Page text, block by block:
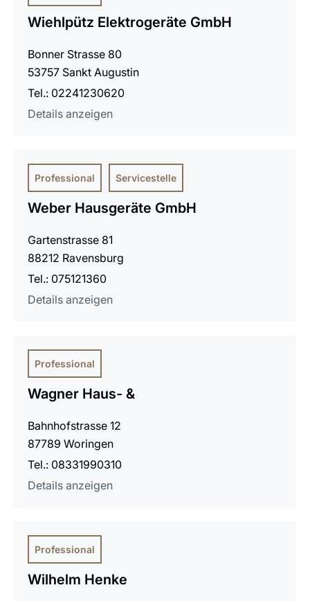
Wiehlpütz Elektrogeräte GmbH
Bonner Strasse 80
53757 Sankt Augustin
Tel.: 02241230620
Details anzeigen
Professional Servicestelle
Weber Hausgeräte GmbH
Gartenstrasse 81
88212 Ravensburg
Tel.: 075121360
Details anzeigen
Professional
Wagner Haus- &
Bahnhofstrasse 12
87789 Woringen
Tel.: 08331990310
Details anzeigen
Professional
Wilhelm Henke